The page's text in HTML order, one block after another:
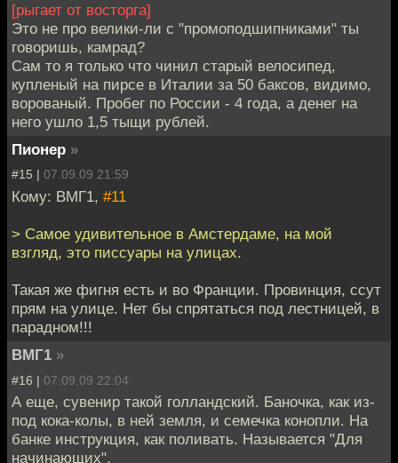
[рыгает от восторга]
Это не про велики-ли с "промоподшипниками" ты
говоришь, камрад?
Сам то я только что чинил старый велосипед,
купленый на пирсе в Италии за 50 баксов, видимо,
ворованый. Пробег по России - 4 года, а денег на
него ушло 1,5 тыщи рублей.
Пионер »
#15 | 07.09.09 21:59
Кому: ВМГ1, #11
> Самое удивительное в Амстердаме, на мой
взгляд, это писсуары на улицах.
Такая же фигня есть и во Франции. Провинция, ссут
прям на улице. Нет бы спрятаться под лестницей, в
парадном!!!
ВМГ1 »
#16 | 07.09.09 22:04
А еще, сувенир такой голландский. Баночка, как из-
под кока-колы, в ней земля, и семечка конопли. На
банке инструкция, как поливать. Называется "Для
начинающих".